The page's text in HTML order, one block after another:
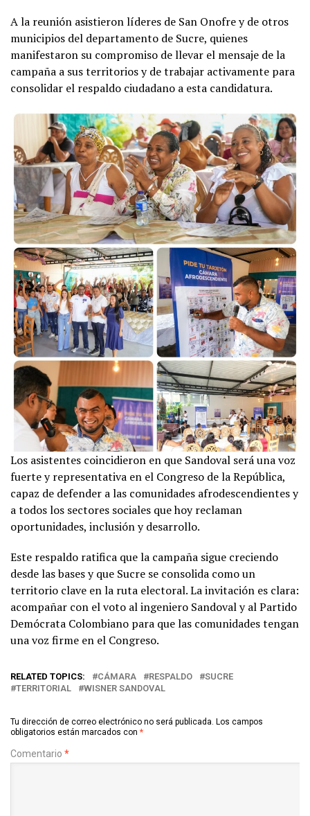
A la reunión asistieron líderes de San Onofre y de otros
municipios del departamento de Sucre, quienes
manifestaron su compromiso de llevar el mensaje de la
campaña a sus territorios y de trabajar activamente para
consolidar el respaldo ciudadano a esta candidatura.
Los asistentes coincidieron en que Sandoval será una voz
fuerte y representativa en el Congreso de la República,
capaz de defender a las comunidades afrodescendientes y
a todos los sectores sociales que hoy reclaman
oportunidades, inclusión y desarrollo.
Este respaldo ratifica que la campaña sigue creciendo
desde las bases y que Sucre se consolida como un
territorio clave en la ruta electoral. La invitación es clara:
acompañar con el voto al ingeniero Sandoval y al Partido
Demócrata Colombiano para que las comunidades tengan
una voz firme en el Congreso.
RELATED TOPICS: CÁMARA RESPALDO
SUCRE
TERRITORIAL
WISNER SANDOVAL
Tu dirección de correo electrónico no será publicada. Los campos
obligatorios están marcados con *
Comentario *